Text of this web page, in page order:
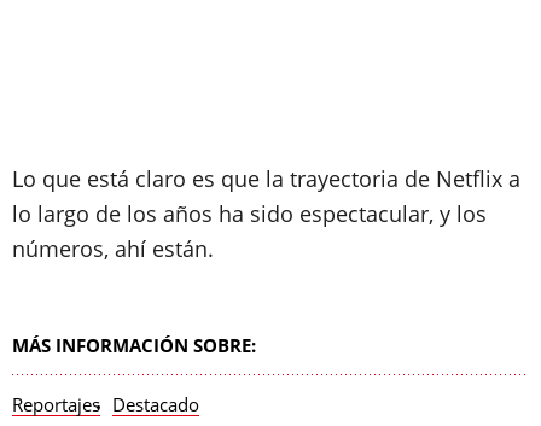
Lo que está claro es que la trayectoria de Netflix a
lo largo de los años ha sido espectacular, y los
números, ahí están.
MÁS INFORMACIÓN SOBRE:
Reportajes Destacado